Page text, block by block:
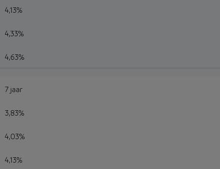
4,13%
4,33%
4,63%
7 jaar
3,83%
4,03%
4,13%